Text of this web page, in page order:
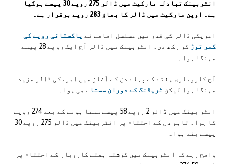
انٹربینک تبادلہ مارکیٹ میں ڈالر 275 روپے 30 پیسے ہوگیا
ہے۔ اوپن مارکیٹ میں ڈالر کا بھاؤ 283 روپے برقرار ہے۔
امریکی ڈالر کی قدر میں مسلسل اضافے نے پاکستانی روپے کی
کمر توڑ
کر رکھ دی۔ انٹربینک میں ڈالر آج ایک روپے 28 پیسے
مہنگا ہوا۔
آج کاروباری ہفتے کے پہلے دن کے آغاز میں امریکی ڈالر مزید
مہنگا ہوا لیکن ٹریڈنگ کے دوران سستا بھی ہوا۔
انٹر بینک میں ڈالر 2 روپے 58 پیسے سستا ہونے کے بعد 274 روپے
کا ہوا۔ تاہم دن کے اختتام پر انٹربینک میں ڈالر 275 روپے 30
پیسے بند ہوا۔
واضح رہے کہ انٹربینک میں گزشتہ ہفتے کاروبار کے اختتام پر